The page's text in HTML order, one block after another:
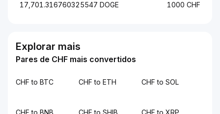
17,701.316760325547 DOGE 1000 CHF
Explorar mais
Pares de CHF mais convertidos
CHF to BTC CHF to ETH CHF to SOL
CHF to BNB CHF to SHIB CHF to XRP